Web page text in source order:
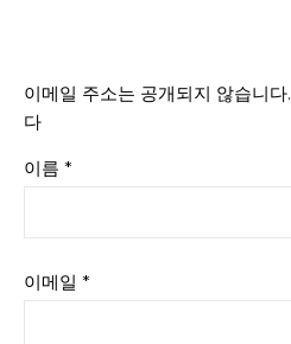
이메일 주소는 공개되지 않습니다.
다
이름 *
이메일 *